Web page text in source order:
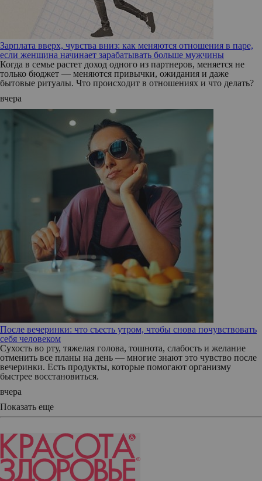
Зарплата вверх, чувства вниз: как меняются отношения в паре,
если женщина начинает зарабатывать больше мужчины
Когда в семье растет доход одного из партнеров, меняется не
только бюджет — меняются привычки, ожидания и даже
бытовые ритуалы. Что происходит в отношениях и что делать?
вчера
После вечеринки: что съесть утром, чтобы снова почувствовать
себя человеком
Сухость во рту, тяжелая голова, тошнота, слабость и желание
отменить все планы на день — многие знают это чувство после
вечеринки. Есть продукты, которые помогают организму
быстрее восстановиться.
вчера
Показать еще